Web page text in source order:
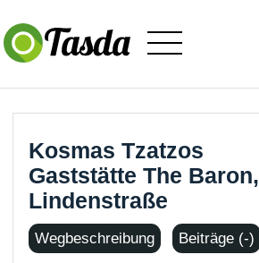
Kosmas Tzatzos
Gaststätte The Baron,
Lindenstraße
Wegbeschreibung Beiträge (-)